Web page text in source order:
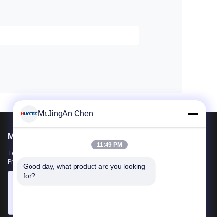
Mailen Sie uns
Teilen Sie uns Ihre Anforderung mit. Wir werden die besten
Produkte mit Ihnen verbinden.
Mr.JingAn Chen
11:49 PM
Good day, what product are you looking
for?